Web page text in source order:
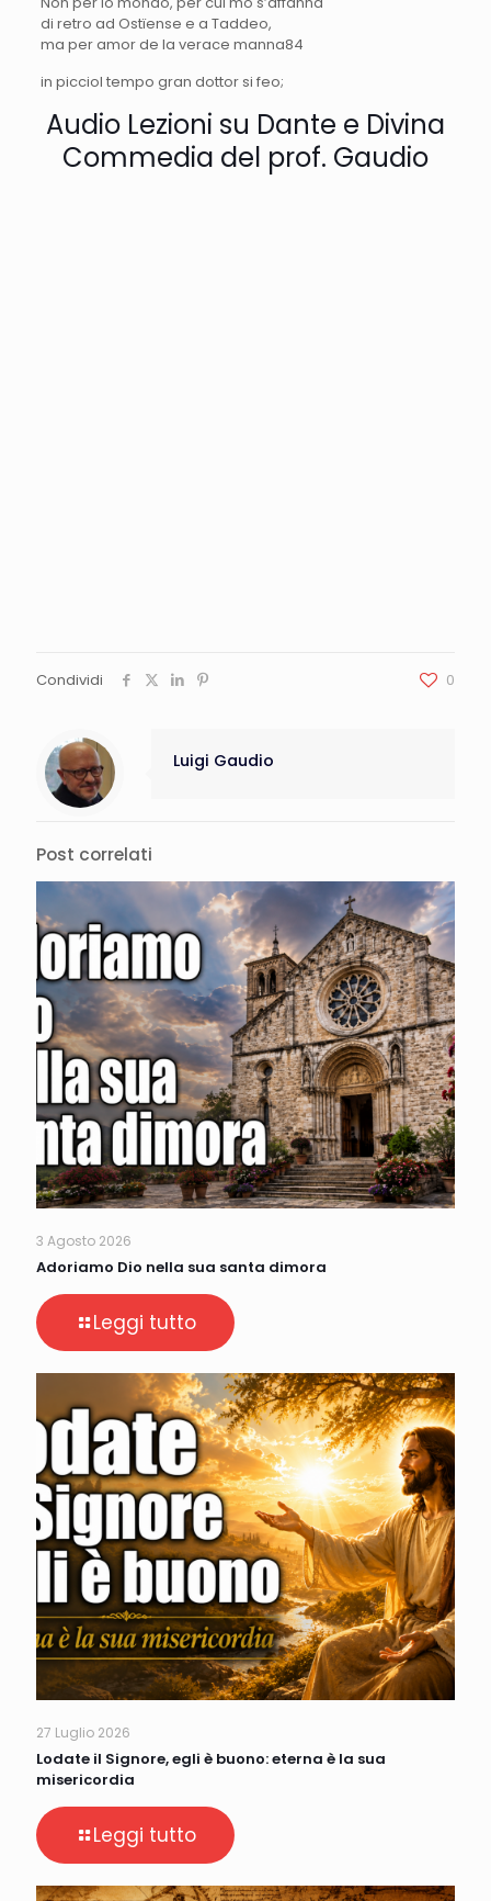
di retro ad Ostïense e a Taddeo,
ma per amor de la verace manna84
in picciol tempo gran dottor si feo;
Audio Lezioni su Dante e Divina
Commedia del prof. Gaudio
Condividi 0
Luigi Gaudio
Post correlati
3 Agosto 2026
Adoriamo Dio nella sua santa dimora
Leggi tutto
27 Luglio 2026
Lodate il Signore, egli è buono: eterna è la sua
misericordia
Leggi tutto